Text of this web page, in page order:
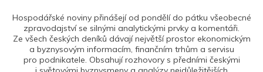
Hospodářské noviny přinášejí od pondělí do pátku všeobecné
zpravodajství se silnými analytickými prvky a komentáři.
Ze všech českých deníků dávají největší prostor ekonomickým
a byznysovým informacím, finančním trhům a servisu
pro podnikatele. Obsahují rozhovory s předními českými